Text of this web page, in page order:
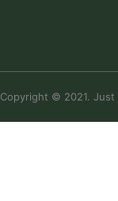
Copyright © 2021. Just